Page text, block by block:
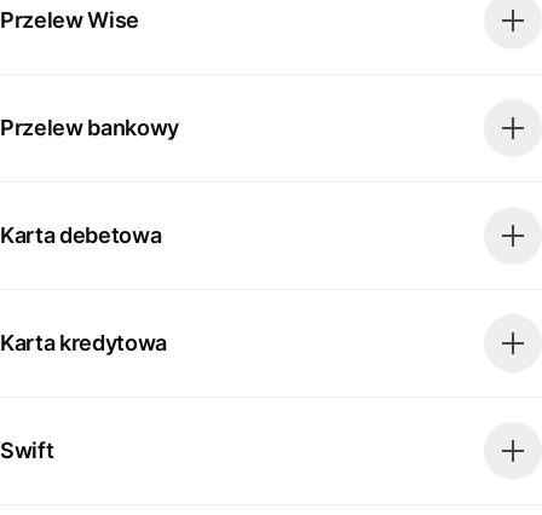
Przelew Wise
Przelew bankowy
Karta debetowa
Karta kredytowa
Swift